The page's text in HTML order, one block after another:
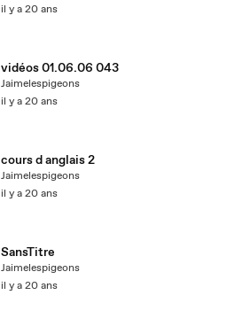
il y a 20 ans
vidéos 01.06.06 043
Jaimelespigeons
il y a 20 ans
cours d anglais 2
Jaimelespigeons
il y a 20 ans
SansTitre
Jaimelespigeons
il y a 20 ans